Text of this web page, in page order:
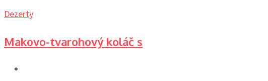
Dezerty
Makovo-tvarohový koláč s